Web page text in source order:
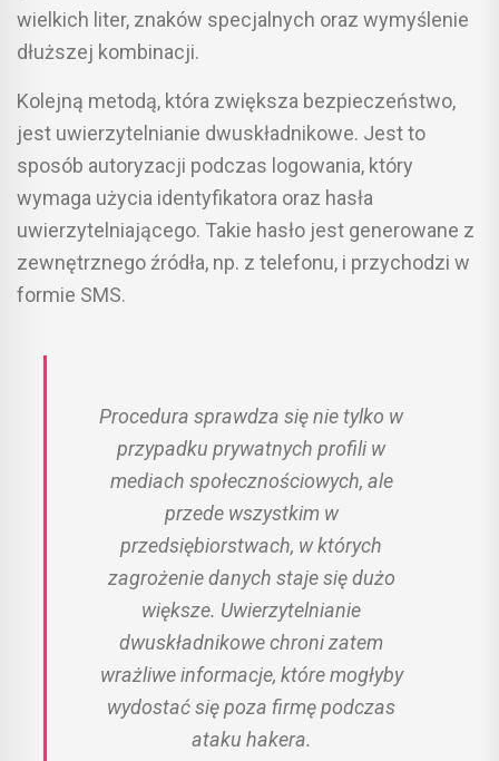
wielkich liter, znaków specjalnych oraz wymyślenie
dłuższej kombinacji.
Kolejną metodą, która zwiększa bezpieczeństwo,
jest uwierzytelnianie dwuskładnikowe. Jest to
sposób autoryzacji podczas logowania, który
wymaga użycia identyfikatora oraz hasła
uwierzytelniającego. Takie hasło jest generowane z
zewnętrznego źródła, np. z telefonu, i przychodzi w
formie SMS.
Procedura sprawdza się nie tylko w
przypadku prywatnych profili w
mediach społecznościowych, ale
przede wszystkim w
przedsiębiorstwach, w których
zagrożenie danych staje się dużo
większe. Uwierzytelnianie
dwuskładnikowe chroni zatem
wrażliwe informacje, które mogłyby
wydostać się poza firmę podczas
ataku hakera.